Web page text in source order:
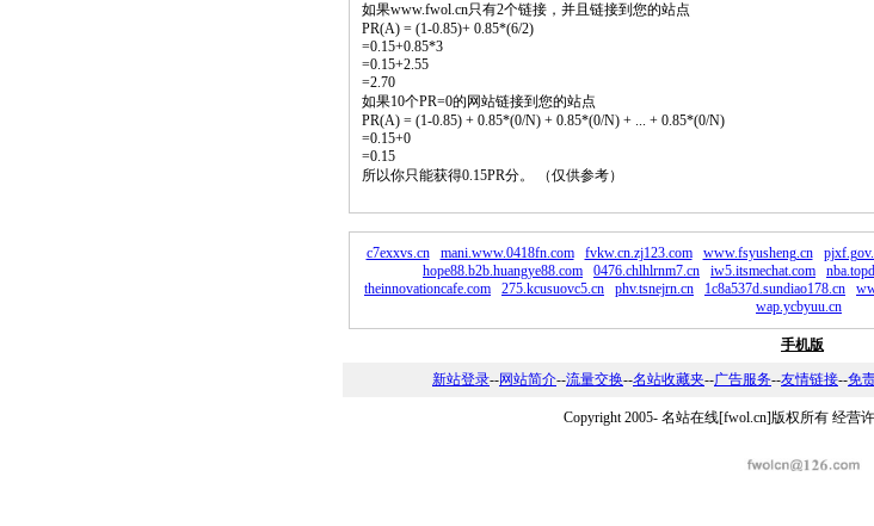
如果www.fwol.cn只有2个链接，并且链接到您的站点
PR(A) = (1-0.85)+ 0.85*(6/2)
=0.15+0.85*3
=0.15+2.55
=2.70
如果10个PR=0的网站链接到您的站点
PR(A) = (1-0.85) + 0.85*(0/N) + 0.85*(0/N) + ... + 0.85*(0/N)
=0.15+0
=0.15
所以你只能获得0.15PR分。 （仅供参考）
c7exxvs.cn mani.www.0418fn.com fvkw.cn.zj123.com www.fsyusheng.cn
hope88.b2b.huangye88.com
0476.chlhlrnm7.cn iw5.itsmechat.com
theinnovationcafe.com
275.kcusuovc5.cn phv.tsnejrn.cn 1c8a537d.sundiao178.cn
wap.ycbyuu.cn
手机版
新站登录--网站简介--流量交换--名站收藏夹--广告服务--友情链接--免
Copyright 2005- 名站在线[fwol.cn]版权所有 经营许